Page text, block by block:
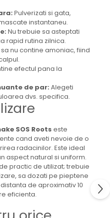
Pulverizati si gata,
instantaneu.
Nu trebuie sa asteptati
rapid rutina zilnica.
nu contine amoniac, fiind
efectul pana la
de par: Alegeti
dvs. specifica.
SOS Roots este
cand aveti nevoie de o
radacinilor. Este ideal
aspect natural si uniform.
practic de utilizat; trebuie
sa dozati pe pieptene
de aproximativ 10
eficienta.